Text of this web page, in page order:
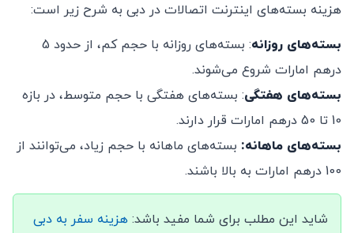
هزینه بسته‌های اینترنت اتصالات در دبی به شرح زیر است:
بسته‌های روزانه
: بسته‌های روزانه با حجم کم، از حدود 5
درهم امارات شروع می‌شوند.
بسته‌های هفتگی: بسته‌های هفتگی با حجم متوسط، در بازه
10 تا 50 درهم امارات قرار دارند.
بسته‌های ماهانه: بسته‌های ماهانه با حجم زیاد، می‌توانند از
100 درهم امارات به بالا باشند.
شاید این مطلب برای شما مفید باشد: هزینه سفر به دبی